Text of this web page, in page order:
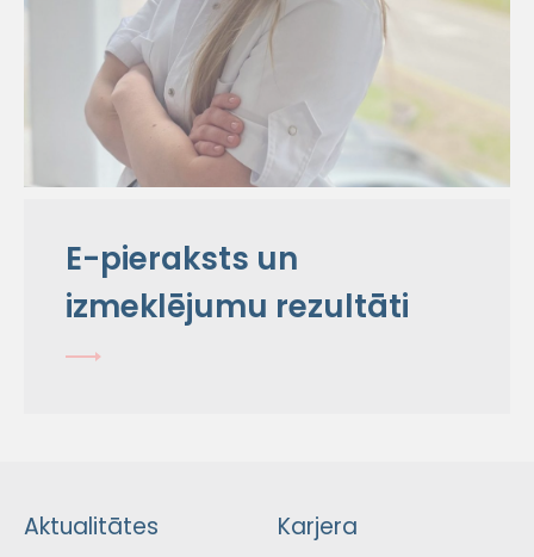
E-pieraksts un
izmeklējumu rezultāti
Aktualitātes Karjera